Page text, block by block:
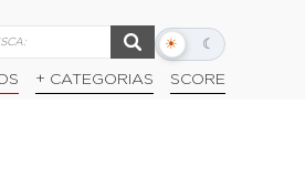
☀ ☾
Alternar
escuro
+ CATEGORIAS SCORE